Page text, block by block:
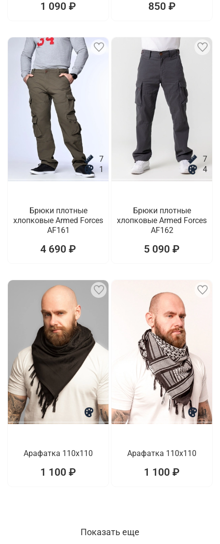
1 090 ₽ 850 ₽
7
1
Брюки плотные
хлопковые Armed Forces
AF161
4 690 ₽
7
4
Брюки плотные
хлопковые Armed Forces
AF162
5 090 ₽
1
Арафатка 110x110
1 100 ₽
1
Арафатка 110x110
1 100 ₽
Показать еще